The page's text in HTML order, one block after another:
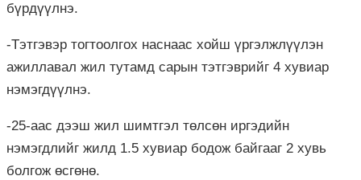
бүрдүүлнэ.
-Тэтгэвэр тогтоолгох наснаас хойш үргэлжлүүлэн
ажиллавал жил тутамд сарын тэтгэврийг 4 хувиар
нэмэгдүүлнэ.
-25-аас дээш жил шимтгэл төлсөн иргэдийн
нэмэгдлийг жилд 1.5 хувиар бодож байгааг 2 хувь
болгож өсгөнө.